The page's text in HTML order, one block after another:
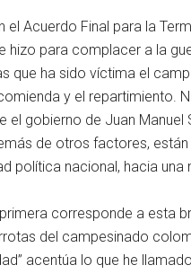
el Acuerdo Final para la
hizo para complacer a la
que ha sido víctima el
y el repartimiento.
gobierno de Juan Manuel
de otros factores,
política nacional, hacia una
corresponde a esta
del campesinado
acentúa lo que he